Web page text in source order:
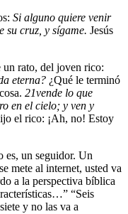
Si alguno quiere venir
su cruz, y sígame. Jesús
un rato, del joven rico:
eterna? ¿Qué le terminó
21vende lo que
en el cielo; y ven y
el rico: ¡Ah, no! Estoy
es, un seguidor. Un
mete al internet, usted va
a la perspectiva bíblica
“Seis
y no las va a